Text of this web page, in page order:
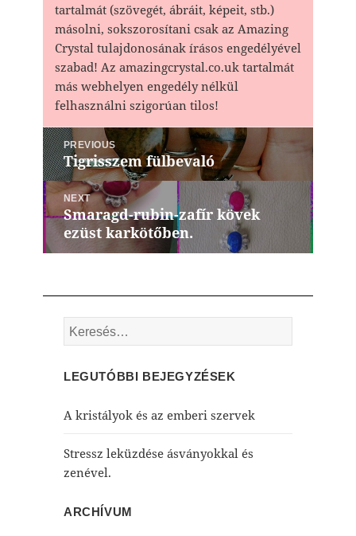
tartalmát (szövegét, ábráit, képeit, stb.)
másolni, sokszorosítani csak az Amazing
Crystal tulajdonosának írásos engedélyével
szabad! Az amazingcrystal.co.uk tartalmát
más webhelyen engedély nélkül
felhasználni szigorúan tilos!
Bejegyzés
navigáció
PREVIOUS
Previous
post:
Tigrisszem fülbevaló
NEXT
Next
post:
Smaragd-rubin-zafír kövek
ezüst karkötőben.
Keresés:
LEGUTÓBBI BEJEGYZÉSEK
A kristályok és az emberi szervek
Stressz leküzdése ásványokkal és
zenével.
ARCHÍVUM